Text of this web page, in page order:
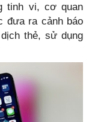
tinh vi, cơ quan
đưa ra cảnh báo
thẻ, sử dụng